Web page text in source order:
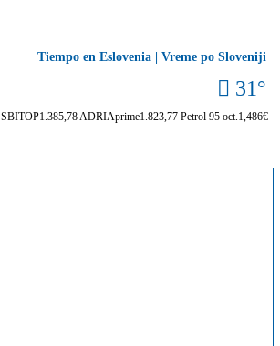
Tiempo en Eslovenia | Vreme po Sloveniji
31°
SBITOP1.385,78 ADRIAprime1.823,77 Petrol 95 oct. 1,486€